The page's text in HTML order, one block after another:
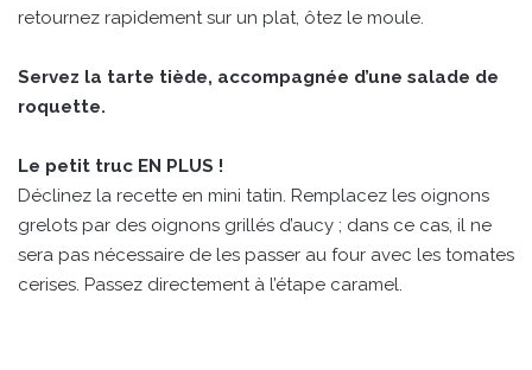
retournez rapidement sur un plat, ôtez le moule.
Servez la tarte tiède, accompagnée d’une salade de
roquette.
Le petit truc EN PLUS !
Déclinez la recette en mini tatin. Remplacez les oignons
grelots par des oignons grillés d’aucy ; dans ce cas, il ne
sera pas nécessaire de les passer au four avec les tomates
cerises. Passez directement à l’étape caramel.